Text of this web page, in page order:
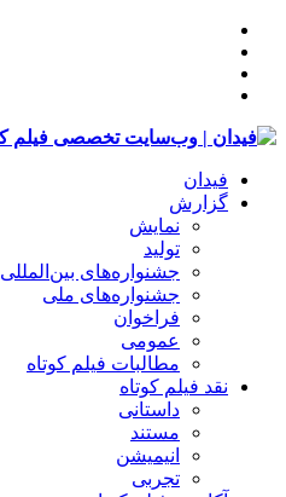
فیدان
گزارش
نمایش
تولید
‌‌جشنواره‌های بین‌المللی
جشنواره‌های ملی
فراخوان
عمومی
مطالبات فیلم کوتاه
نقد فیلم کوتاه
داستانی
مستند
انیمیشن
تجربی